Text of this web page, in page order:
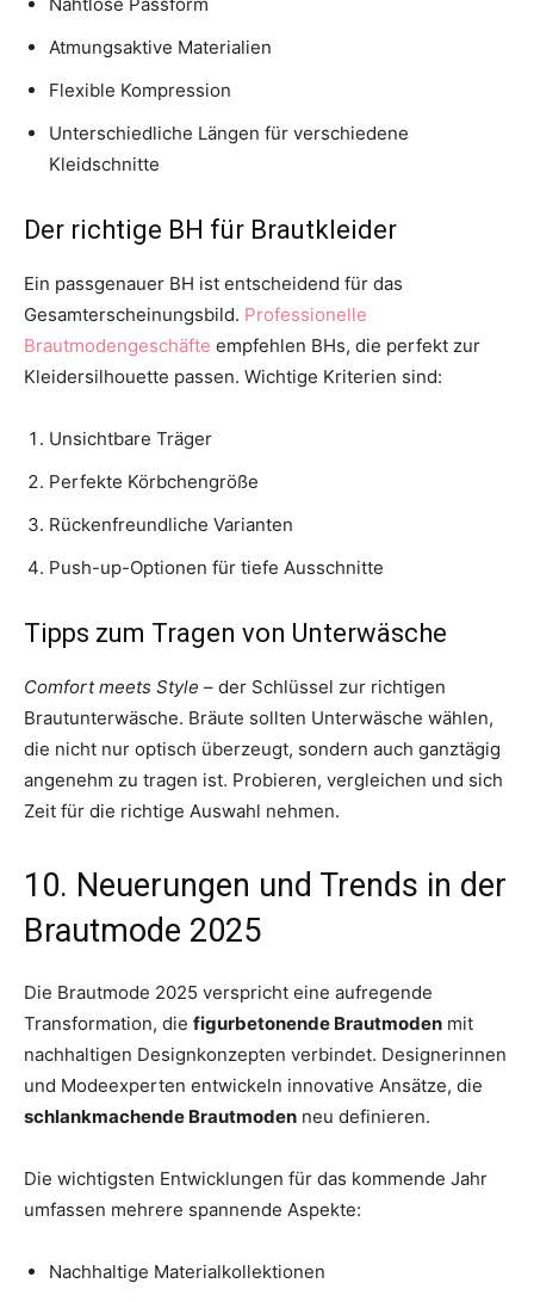
Atmungsaktive Materialien
Flexible Kompression
Unterschiedliche Längen für verschiedene
Kleidschnitte
Der richtige BH für Brautkleider
Ein passgenauer BH ist entscheidend für das
Gesamterscheinungsbild. Professionelle
Brautmodengeschäfte empfehlen BHs, die perfekt zur
Kleidersilhouette passen. Wichtige Kriterien sind:
Unsichtbare Träger
Perfekte Körbchengröße
Rückenfreundliche Varianten
Push-up-Optionen für tiefe Ausschnitte
Tipps zum Tragen von Unterwäsche
Comfort meets Style – der Schlüssel zur richtigen
Brautunterwäsche. Bräute sollten Unterwäsche wählen,
die nicht nur optisch überzeugt, sondern auch ganztägig
angenehm zu tragen ist. Probieren, vergleichen und sich
Zeit für die richtige Auswahl nehmen.
10. Neuerungen und Trends in der
Brautmode 2025
Die Brautmode 2025 verspricht eine aufregende
Transformation, die figurbetonende Brautmoden mit
nachhaltigen Designkonzepten verbindet. Designerinnen
und Modeexperten entwickeln innovative Ansätze, die
schlankmachende Brautmoden neu definieren.
Die wichtigsten Entwicklungen für das kommende Jahr
umfassen mehrere spannende Aspekte:
Nachhaltige Materialkollektionen